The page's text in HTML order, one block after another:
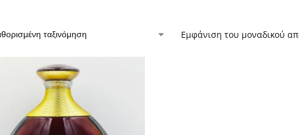
Εμφάνιση του μοναδικού